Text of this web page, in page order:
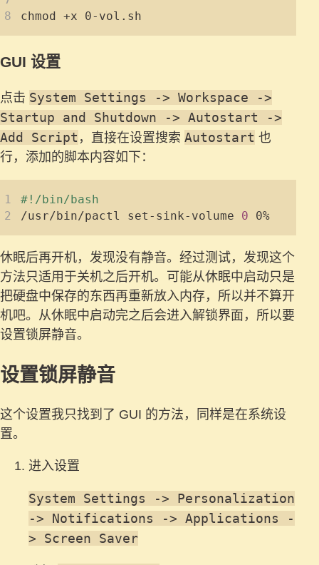
GUI 设置
点击 System Settings -> Workspace ->
Startup and Shutdown -> Autostart ->
Add Script ，直接在设置搜索 Autostart 也
行，添加的脚本内容如下：
/usr/bin/pactl set-sink-volume 0
休眠后再开机，发现没有静音。经过测试，发现这个
方法只适用于关机之后开机。可能从休眠中启动只是
把硬盘中保存的东西再重新放入内存，所以并不算开
机吧。从休眠中启动完之后会进入解锁界面，所以要
设置锁屏静音。
设置锁屏静音
这个设置我只找到了 GUI 的方法，同样是在系统设
置。
进入设置
System Settings -> Personalization
-> Notifications -> Applications -
> Screen Saver